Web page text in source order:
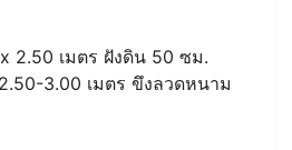
2.50 เมตร ฝังดิน 50 ซม.
3.00 เมตร ขึงลวดหนาม